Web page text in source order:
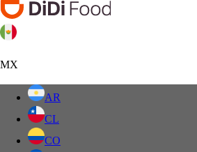
MX
AR
CL
CO